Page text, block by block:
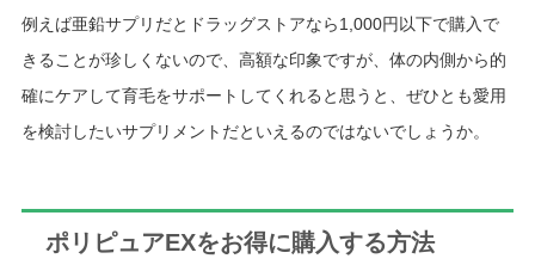
例えば亜鉛サプリだとドラッグストアなら1,000円以下で購入で
きることが珍しくないので、高額な印象ですが、体の内側から的
確にケアして育毛をサポートしてくれると思うと、ぜひとも愛用
を検討したいサプリメントだといえるのではないでしょうか。
ポリピュアEXをお得に購入する方法